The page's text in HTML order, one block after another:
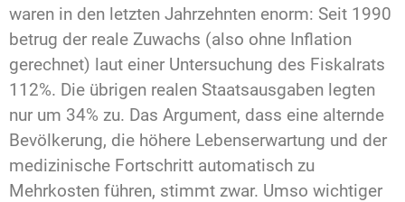
waren in den letzten Jahrzehnten enorm: Seit 1990
betrug der reale Zuwachs (also ohne Inflation
gerechnet) laut einer Untersuchung des Fiskalrats
112%. Die übrigen realen Staatsausgaben legten
nur um 34% zu. Das Argument, dass eine alternde
Bevölkerung, die höhere Lebenserwartung und der
medizinische Fortschritt automatisch zu
Mehrkosten führen, stimmt zwar. Umso wichtiger